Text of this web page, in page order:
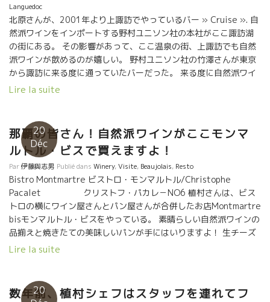
リの曇り空にキリット立って、先頭が雲に隠れていた。 パリ情緒
満載。
Languedoc
北原さんが、2001年より上諏訪でやっているバー » Cruise ». 自
然派ワインをインポートする野村ユニソン社の本社がここ諏訪湖
の街にある。 その影響があって、ここ温泉の街、上諏訪でも自然
派ワインが飲めるのが嬉しい。 野村ユニソン社の竹澤さんが東京
から諏訪に来る度に通っていたバーだった。 来る度に自然派ワイ
ンを持ち込んで北原さんと飲んでいる内に、北原さんも自然派ワ
レ・レ・ヴェール Allez les Verres!!! 明日、日本にやって
来るラングドック地方のEscarpoletteエスカルポレット醸造の
Ivo Ferreiraイヴォ・フェレラのワインもありました。 あさ、
イヴォIvoファンの皆さん！！来週、Julieと一緒に、日本にやっ
て来ますよ
Lire la suite
20
Déc
那覇の皆さん！自然派ワインがここモンマ
ルトル・ビスで買えますよ！
Par伊藤與志男 Publié dans Winery,Visite, Beaujolais, Resto
Bistro Montmartre ビストロ・モンマルトル/Christophe
Pacalet クリストフ・パカレ－NO6 植村さんは、ビス
トロの横にワイン屋さんとパン屋さんが合併したお店Montmartre
bisモンマルトル・ビスをやっている。 素晴らしい自然派ワインの
品揃えと焼きたての美味しいパンが手にはいりますよ！ 生チーズ
もガトーもあり、心地よいフランスの風が吹いています。
風が吹いています。 パリにあってもおかしくない品揃え。 クリ
ストフ・パカレも驚くワインがズラリと並んでいる。 台湾の自然
Lire la suite
20
数年前、植村シェフはスタッフを連れてフ